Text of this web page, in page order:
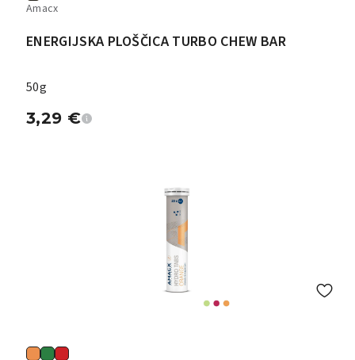
Amacx
ENERGIJSKA PLOŠČICA TURBO CHEW BAR
50g
3,29 €